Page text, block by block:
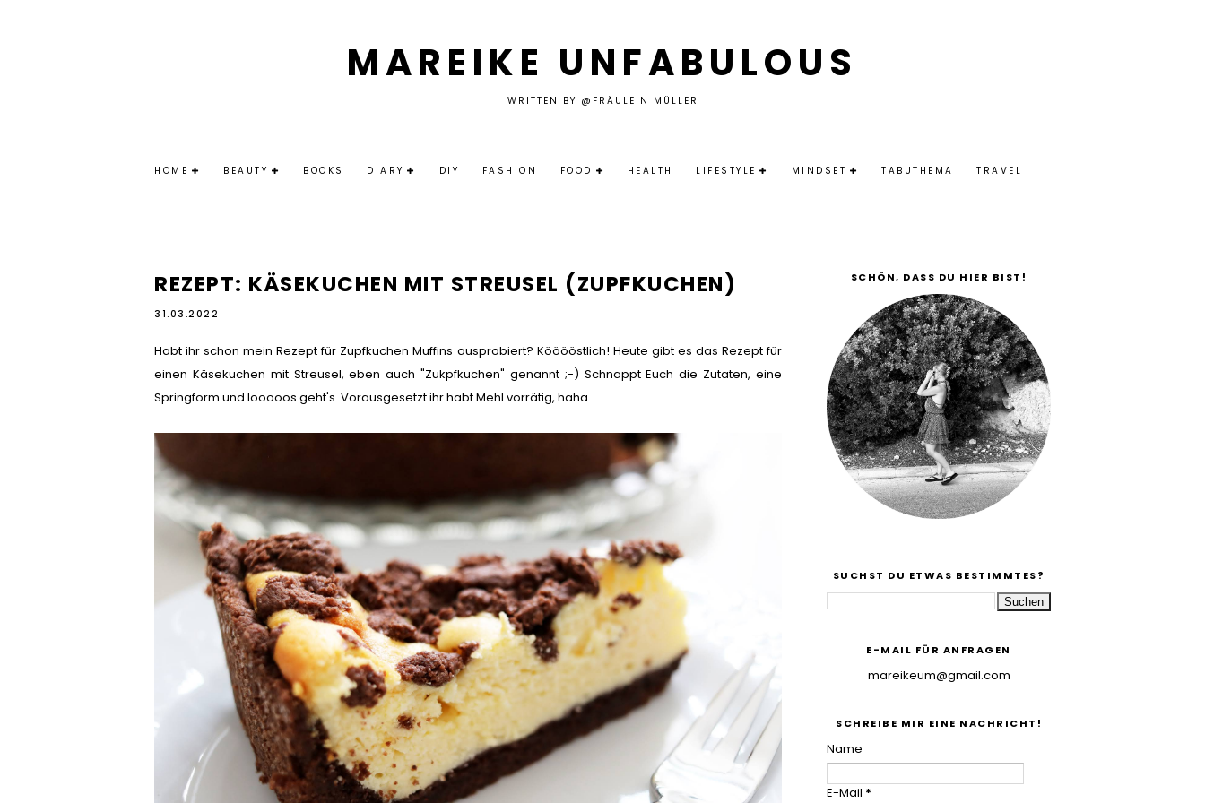
MAREIKE UNFABULOUS
WRITTEN BY @FRÄULEIN MÜLLER
HOME BEAUTY BOOKS DIARY DIY FASHION FOOD HEALTH LIFESTYLE MINDSET TABUTHEMA TRAVEL
REZEPT: KÄSEKUCHEN MIT STREUSEL (ZUPFKUCHEN)
31.03.2022
Habt ihr schon mein Rezept für Zupfkuchen Muffins ausprobiert? Kööööstlich! Heute gibt es das Rezept für
einen Käsekuchen mit Streusel, eben auch "Zukpfkuchen" genannt ;-) Schnappt Euch die Zutaten, eine
Springform und looooos geht's. Vorausgesetzt ihr habt Mehl vorrätig, haha.
SCHÖN, DASS DU HIER BIST!
SUCHST DU ETWAS BESTIMMTES?
E-MAIL FÜR ANFRAGEN
mareikeum@gmail.com
SCHREIBE MIR EINE NACHRICHT!
Name
E-Mail *